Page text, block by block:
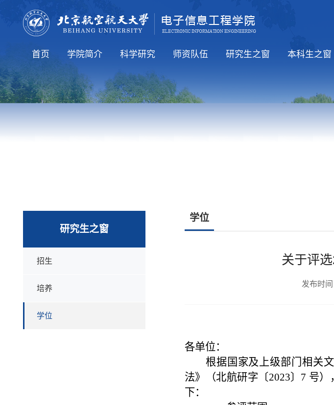
首页
学院要闻
通知公告
人才培养
就业信息
国际交流
学院简介
学院介绍
学院领导
学术机构
行政机构
科学研究
科研方向
科研学术
师资队伍 研究生之窗 本科生之窗
研究生之窗
招生
培养
学位
学位
关于评
发布时
各单位：
根据国家及上级部门相关
法》（北航研字〔2023〕7 号
下：